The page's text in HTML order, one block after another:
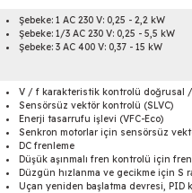
Şebeke: 1 AC 230 V: 0,25 - 2,2 kW
Şebeke: 1/3 AC 230 V: 0,25 - 5,5 kW
Şebeke: 3 AC 400 V: 0,37 - 15 kW
V / f karakteristik kontrolü doğrusal
Sensörsüz vektör kontrolü (SLVC)
Enerji tasarrufu işlevi (VFC-Eco)
Senkron motorlar için sensörsüz
DC frenleme
Düşük aşınmalı fren kontrolü için
Düzgün hızlanma ve gecikme için S
Uçan yeniden başlatma devresi, PID